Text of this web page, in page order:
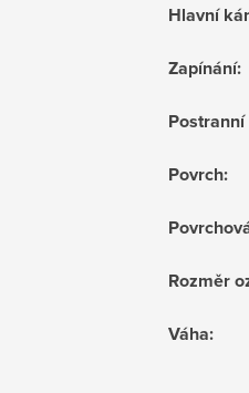
Hlavní
Zapínání:
Povrch:
Rozměr
Váha: